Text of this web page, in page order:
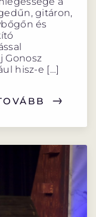
gitáron,
és
Gonosz
hisz-e […]